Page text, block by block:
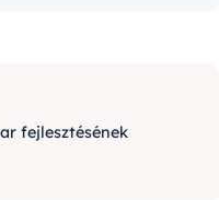
fejlesztésének